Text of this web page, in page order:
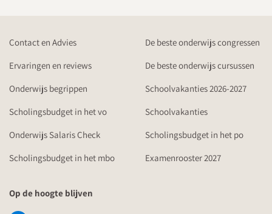
Contact en Advies
De beste onderwijs congressen
Ervaringen en reviews
De beste onderwijs cursussen
Onderwijs begrippen
Schoolvakanties 2026-2027
Scholingsbudget in het vo
Schoolvakanties
Onderwijs Salaris Check
Scholingsbudget in het po
Scholingsbudget in het mbo
Examenrooster 2027
Op de hoogte blijven